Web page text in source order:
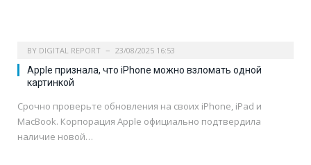
BY DIGITAL REPORT 23/08/2025 16:53
Apple признала, что iPhone можно взломать одной
картинкой
Срочно проверьте обновления на своих iPhone, iPad и
MacBook. Корпорация Apple официально подтвердила
наличие новой…